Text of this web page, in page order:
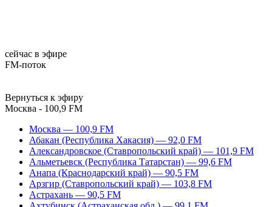
сейчас в эфире
FM-поток
Вернуться к эфиру
Москва - 100,9 FM
Москва — 100,9 FM
Абакан (Республика Хакасия) — 92,0 FM
Александровское (Ставропольский край) — 101,9 FM
Альметьевск (Республика Татарстан) — 99,6 FM
Анапа (Краснодарский край) — 90,5 FM
Арзгир (Ставропольский край) — 103,8 FM
Астрахань — 90,5 FM